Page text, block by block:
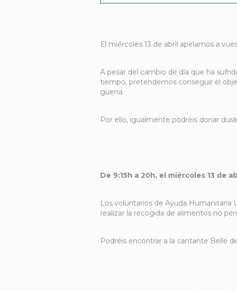
El miércoles 13 de abril apelamos a
A pesar del cambio de día que ha
tiempo, pretendemos conseguir el
guerra.
Por ello, igualmente podréis donar
De 9:15h a 20h, el miércoles 13 de
Los voluntarios de Ayuda Humanitaria
realizar la recogida de alimentos no
Podréis encontrar a la cantante Belle